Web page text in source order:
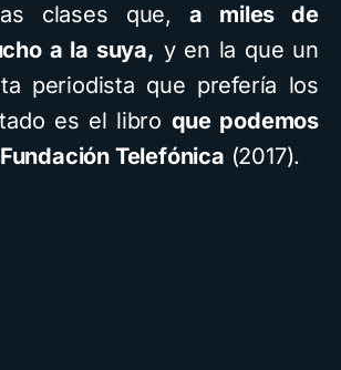
clases que,a miles de
a la suya, y en la que un
periodista que prefería los
es el libro que podemos
Telefónica (2017).